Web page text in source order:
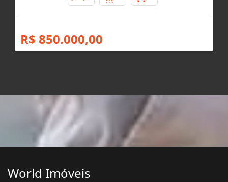
R$ 850.000,00
World Imóveis